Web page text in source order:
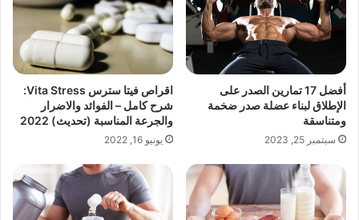
أفضل 17 تمارين الصدر على
الإطلاق لبناء عضلة صدر ضخمة
ومتناسقة
سبتمبر 25, 2023
اقراص فيتا سترس Vita Stress:
شرح كامل – الفوائد والاضرار
والجرعة المناسبة (تحديث) 2022
يونيو 16, 2022